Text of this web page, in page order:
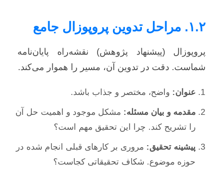
۱.۲. مراحل تدوین پروپوزال جامع
پروپوزال (پیشنهاد پژوهش) نقشه‌راه پایان‌نامه
شماست. دقت در تدوین آن، مسیر را هموار می‌کند.
عنوان: واضح، مختصر و جذاب باشد.
مقدمه و بیان مسئله: مشکل موجود و اهمیت حل آن
را تشریح کند. چرا این تحقیق مهم است؟
پیشینه تحقیق: مروری بر کارهای قبلی انجام شده در
حوزه موضوع. شکاف تحقیقاتی کجاست؟